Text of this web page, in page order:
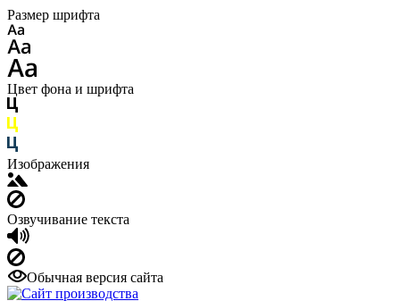
Размер шрифта
Цвет фона и шрифта
Изображения
Озвучивание текста
Обычная версия сайта